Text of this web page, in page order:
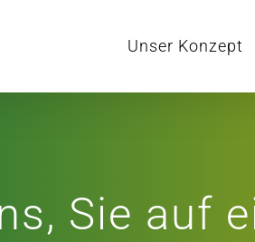
Unser Konzept
Sie auf